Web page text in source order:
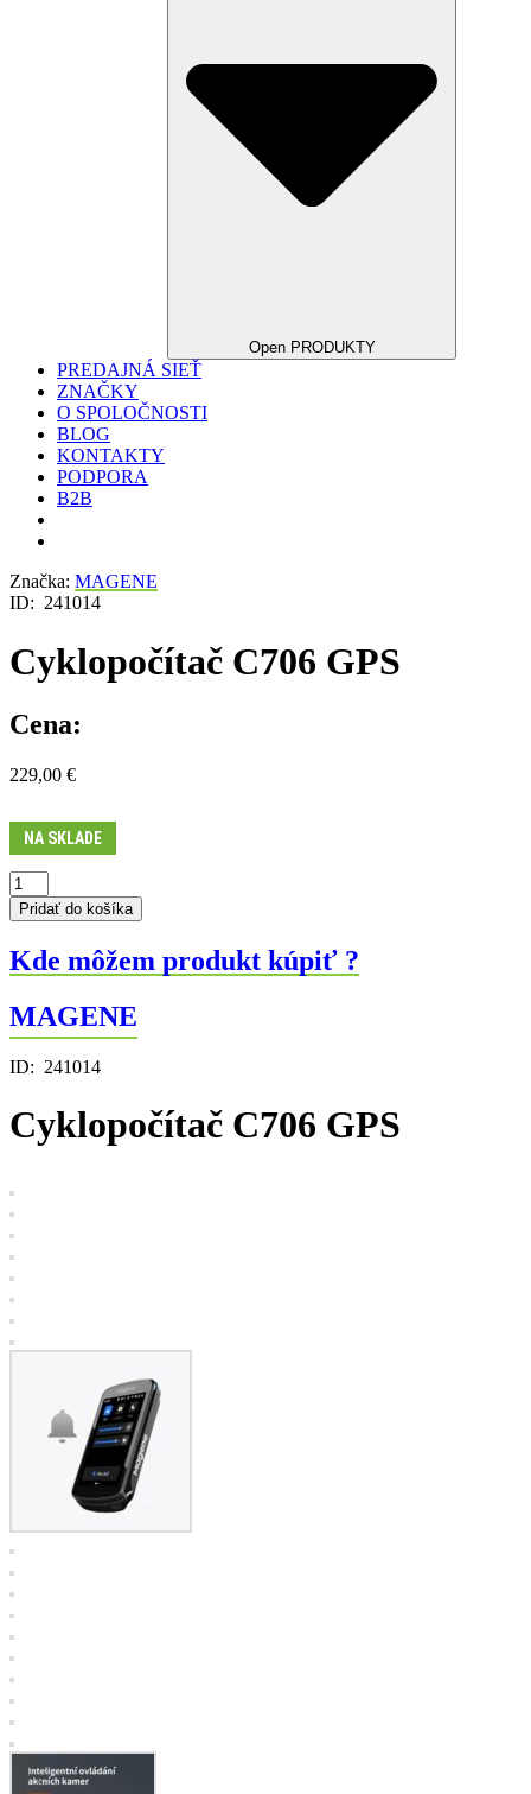
Open PRODUKTY
PREDAJNÁ SIEŤ
ZNAČKY
O SPOLOČNOSTI
BLOG
KONTAKTY
PODPORA
B2B
Značka: MAGENE
ID: 241014
Cyklopočítač C706 GPS
Cena:
229,00 €
NA SKLADE
množstvo
Cyklopočítač
C706
Pridať do košíka
Kde môžem produkt kúpiť ?
MAGENE
ID: 241014
Cyklopočítač C706 GPS